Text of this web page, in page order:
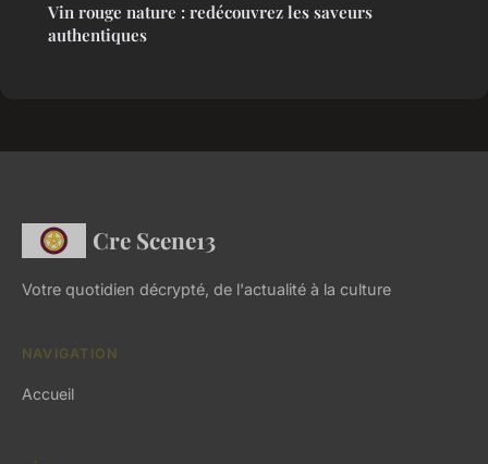
Vin rouge nature : redécouvrez les saveurs
authentiques
Cre Scene13
Votre quotidien décrypté, de l'actualité à la culture
NAVIGATION
Accueil